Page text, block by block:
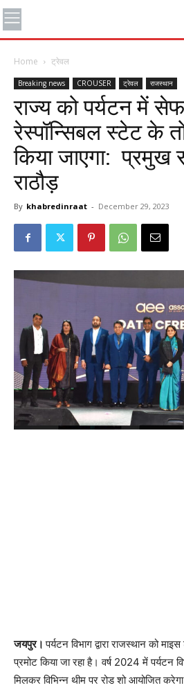
Home ट्रेवल
Breaking news CROUSER ट्रेवल राजस्थान
राज्य को पर्यटन में
रेस्पॉन्सिबल स्टेट के
किया जाएगा: प्रमुख
राठौड़
By khabredinraat - December 29, 2023
जयपुर।पर्यटन विभाग द्वारा राजस्थान को
प्रमोट किया जा रहा है। वर्ष 2024 में पर्यटन
मिलकर विभिन्न थीम पर रोड शो आयोजित